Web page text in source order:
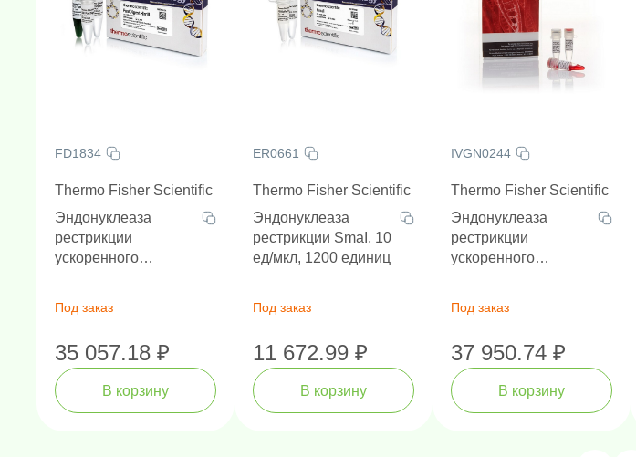
FD1834
Thermo Fisher Scientific
Эндонуклеаза
рестрикции
ускоренного
Под заказ
35 057.18 ₽
В корзину
ER0661
Thermo Fisher Scientific
Эндонуклеаза
рестрикции SmaI, 10
ед/мкл, 1200 единиц
Под заказ
11 672.99 ₽
В корзину
IVGN0244
Thermo Fisher Scientific
Эндонуклеаза
рестрикции
ускоренного
Под заказ
37 950.74 ₽
В корзину